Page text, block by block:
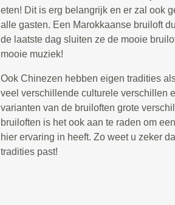
eten! Dit is erg belangrijk en er zal ook
alle gasten. Een Marokkaanse bruiloft
de laatste dag sluiten ze de mooie
mooie muziek!
Ook Chinezen hebben eigen tradities
veel verschillende culturele verschillen
varianten van de bruiloften grote
bruiloften is het ook aan te raden om
hier ervaring in heeft. Zo weet u zeker
tradities past!